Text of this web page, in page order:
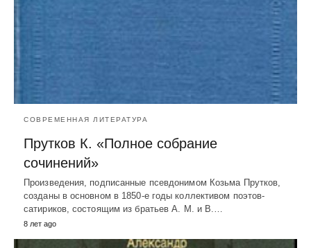
СОВРЕМЕННАЯ ЛИТЕРАТУРА
Прутков К. «Полное собрание
сочинений»
Произведения, подписанные псевдонимом Козьма Прутков,
созданы в основном в 1850-е годы коллективом поэтов-
сатириков, состоящим из братьев А. М. и В.…
8 лет ago